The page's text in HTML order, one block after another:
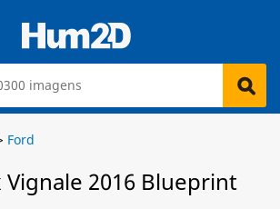
Ford
Vignale 2016 Blueprint